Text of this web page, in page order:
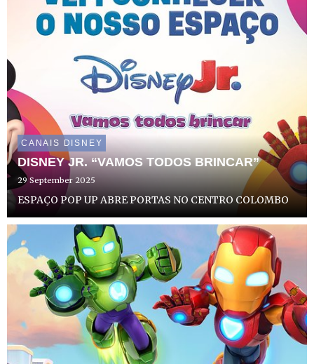
CANAIS DISNEY
DISNEY JR. “VAMOS TODOS BRINCAR”
29 September 2025
ESPAÇO POP UP ABRE PORTAS NO CENTRO COLOMBO